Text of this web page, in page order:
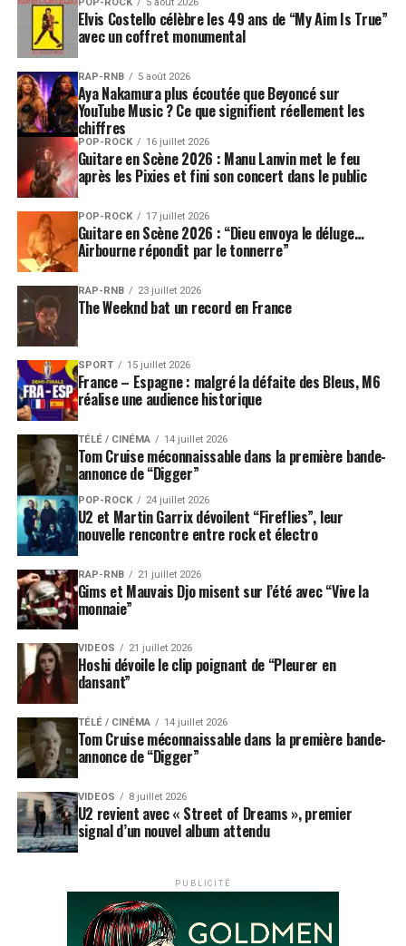
Elvis Costello célèbre les 49 ans de “My Aim Is True”
avec un coffret monumental
RAP-RNB 5 août 2026
Aya Nakamura plus écoutée que Beyoncé sur
YouTube Music ? Ce que signifient réellement les
chiffres
POP-ROCK 16 juillet 2026
Guitare en Scène 2026 : Manu Lanvin met le feu
après les Pixies et fini son concert dans le public
POP-ROCK 17 juillet 2026
Guitare en Scène 2026 : “Dieu envoya le déluge…
Airbourne répondit par le tonnerre”
RAP-RNB 23 juillet 2026
The Weeknd bat un record en France
SPORT 15 juillet 2026
France – Espagne : malgré la défaite des Bleus, M6
réalise une audience historique
TÉLÉ / CINÉMA 14 juillet 2026
Tom Cruise méconnaissable dans la première bande-
annonce de “Digger”
POP-ROCK 24 juillet 2026
U2 et Martin Garrix dévoilent “Fireflies”, leur
nouvelle rencontre entre rock et électro
RAP-RNB 21 juillet 2026
Gims et Mauvais Djo misent sur l’été avec “Vive la
monnaie”
VIDEOS 21 juillet 2026
Hoshi dévoile le clip poignant de “Pleurer en
dansant”
TÉLÉ / CINÉMA 14 juillet 2026
Tom Cruise méconnaissable dans la première bande-
annonce de “Digger”
VIDEOS 8 juillet 2026
U2 revient avec « Street of Dreams », premier
signal d’un nouvel album attendu
PUBLICITÉ